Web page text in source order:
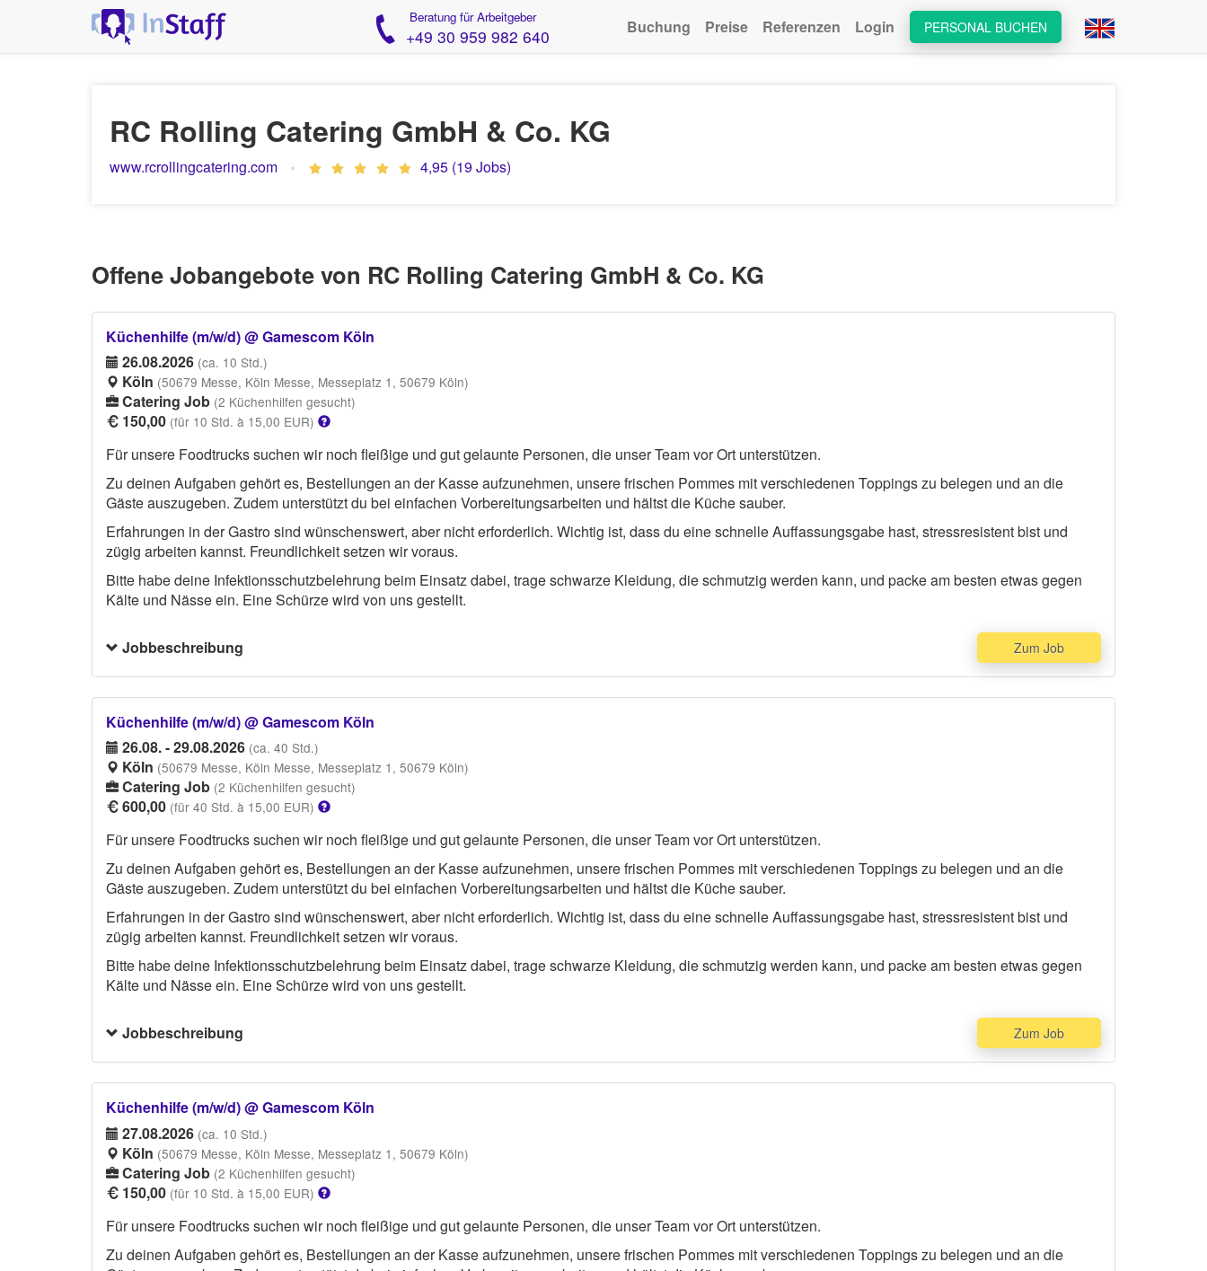
Beratung für Arbeitgeber
+49 30 959 982 640 PERSONAL BUCHEN
Buchung Preise Referenzen Login
RC Rolling Catering GmbH & Co. KG
www.rcrollingcatering.com 4,95 (19 Jobs)
Offene Jobangebote von RC Rolling Catering GmbH & Co. KG
Küchenhilfe (m/w/d) @ Gamescom Köln
26.08.2026 (ca. 10 Std.)
Köln (50679 Messe, Köln Messe, Messeplatz 1, 50679 Köln)
Catering Job (2 Küchenhilfen gesucht)
150,00 (für 10 Std. à 15,00 EUR)
Für unsere Foodtrucks suchen wir noch fleißige und gut gelaunte Personen, die unser Team vor Ort unterstützen.
Zu deinen Aufgaben gehört es, Bestellungen an der Kasse aufzunehmen, unsere frischen Pommes mit verschiedenen Toppings zu belegen und an die
Gäste auszugeben. Zudem unterstützt du bei einfachen Vorbereitungsarbeiten und hältst die Küche sauber.
Erfahrungen in der Gastro sind wünschenswert, aber nicht erforderlich. Wichtig ist, dass du eine schnelle Auffassungsgabe hast, stressresistent bist und
zügig arbeiten kannst. Freundlichkeit setzen wir voraus.
Bitte habe deine Infektionsschutzbelehrung beim Einsatz dabei, trage schwarze Kleidung, die schmutzig werden kann, und packe am besten etwas gegen
Kälte und Nässe ein. Eine Schürze wird von uns gestellt.
Jobbeschreibung Zum Job
Küchenhilfe (m/w/d) @ Gamescom Köln
26.08. - 29.08.2026 (ca. 40 Std.)
Köln (50679 Messe, Köln Messe, Messeplatz 1, 50679 Köln)
Catering Job (2 Küchenhilfen gesucht)
600,00 (für 40 Std. à 15,00 EUR)
Für unsere Foodtrucks suchen wir noch fleißige und gut gelaunte Personen, die unser Team vor Ort unterstützen.
Zu deinen Aufgaben gehört es, Bestellungen an der Kasse aufzunehmen, unsere frischen Pommes mit verschiedenen Toppings zu belegen und an die
Gäste auszugeben. Zudem unterstützt du bei einfachen Vorbereitungsarbeiten und hältst die Küche sauber.
Erfahrungen in der Gastro sind wünschenswert, aber nicht erforderlich. Wichtig ist, dass du eine schnelle Auffassungsgabe hast, stressresistent bist und
zügig arbeiten kannst. Freundlichkeit setzen wir voraus.
Bitte habe deine Infektionsschutzbelehrung beim Einsatz dabei, trage schwarze Kleidung, die schmutzig werden kann, und packe am besten etwas gegen
Kälte und Nässe ein. Eine Schürze wird von uns gestellt.
Jobbeschreibung Zum Job
Küchenhilfe (m/w/d) @ Gamescom Köln
27.08.2026 (ca. 10 Std.)
Köln (50679 Messe, Köln Messe, Messeplatz 1, 50679 Köln)
Catering Job (2 Küchenhilfen gesucht)
150,00 (für 10 Std. à 15,00 EUR)
Für unsere Foodtrucks suchen wir noch fleißige und gut gelaunte Personen, die unser Team vor Ort unterstützen.
Zu deinen Aufgaben gehört es, Bestellungen an der Kasse aufzunehmen, unsere frischen Pommes mit verschiedenen Toppings zu belegen und an die